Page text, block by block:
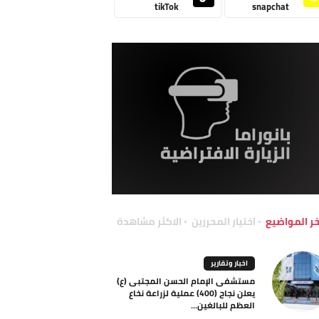
snapchat
tikTok
المواضيع اختيار المحررين الاكثر مشاهدة
اخبار وتقارير
مستشفى الإمام الحسن المجتبى (ع)
يعلن نجاح (400) عملية لزراعة نخاع
العظم للبالغين...